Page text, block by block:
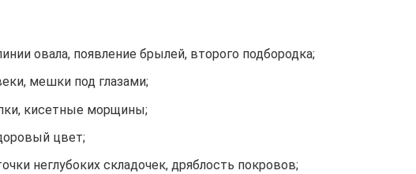
овала, появление брылей, второго подбородка;
мешки под глазами;
кисетные морщины;
цвет;
неглубоких складочек, дряблость покровов;